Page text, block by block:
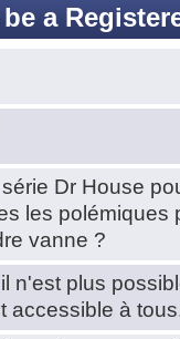
a
Dr House
les polémiques
vanne ?
n'est plus
accessible à